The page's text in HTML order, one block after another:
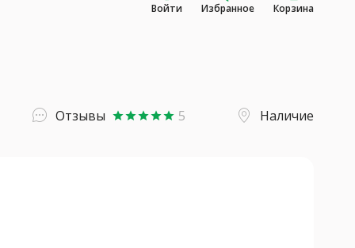
Войти Избранное Корзина
Отзывы starstarstarstarstar 5 Наличие